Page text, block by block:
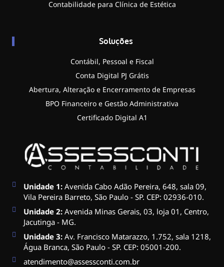
Contabilidade para Clínica de Estética
Soluções
Contábil, Pessoal e Fiscal
Conta Digital PJ Grátis
Abertura, Alteração e Encerramento de Empresas
BPO Financeiro e Gestão Administrativa
Certificado Digital A1
Unidade 1: Avenida Cabo Adão Pereira, 648, sala 09,
Vila Pereira Barreto, São Paulo - SP. CEP: 02936-010.
Unidade 2:Avenida Minas Gerais, 03, loja 01, Centro,
Jacutinga - MG.
Unidade 3:Av. Francisco Matarazzo, 1.752, sala 1218,
Água Branca, São Paulo - SP. CEP: 05001-200.
atendimento@assessconti.com.br